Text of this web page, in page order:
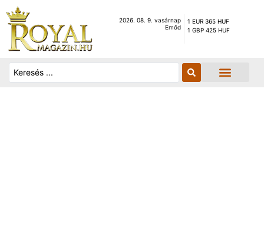
2026. 08. 9. vasárnap
Emőd
1 EUR 365 HUF
1 GBP 425 HUF